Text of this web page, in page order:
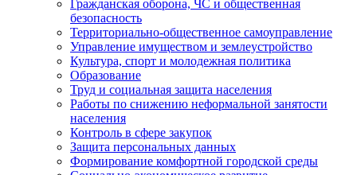
Гражданская оборона, ЧС и общественная
безопасность
Территориально-общественное самоуправление
Управление имуществом и землеустройство
Культура, спорт и молодежная политика
Образование
Труд и социальная защита населения
Работы по снижению неформальной занятости
населения
Контроль в сфере закупок
Защита персональных данных
Формирование комфортной городской среды